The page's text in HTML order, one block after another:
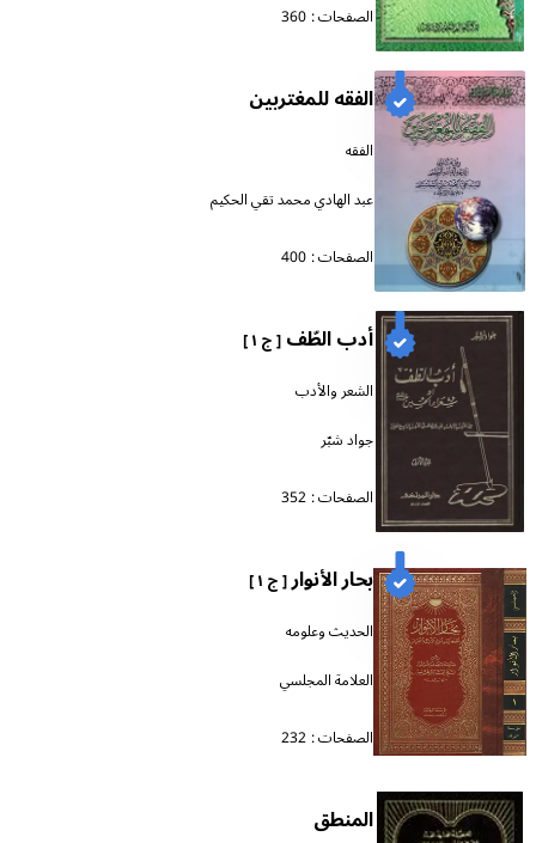
الصفحات : 360
الفقه للمغتربين
الفقه
عبد الهادي محمد تقي الحكيم
الصفحات : 400
أدب الطّف[ ج ١ ]
الشعر والأدب
جواد شبّر
الصفحات : 352
بحار الأنوار[ ج ١ ]
الحديث وعلومه
العلامة المجلسي
الصفحات : 232
المنطق